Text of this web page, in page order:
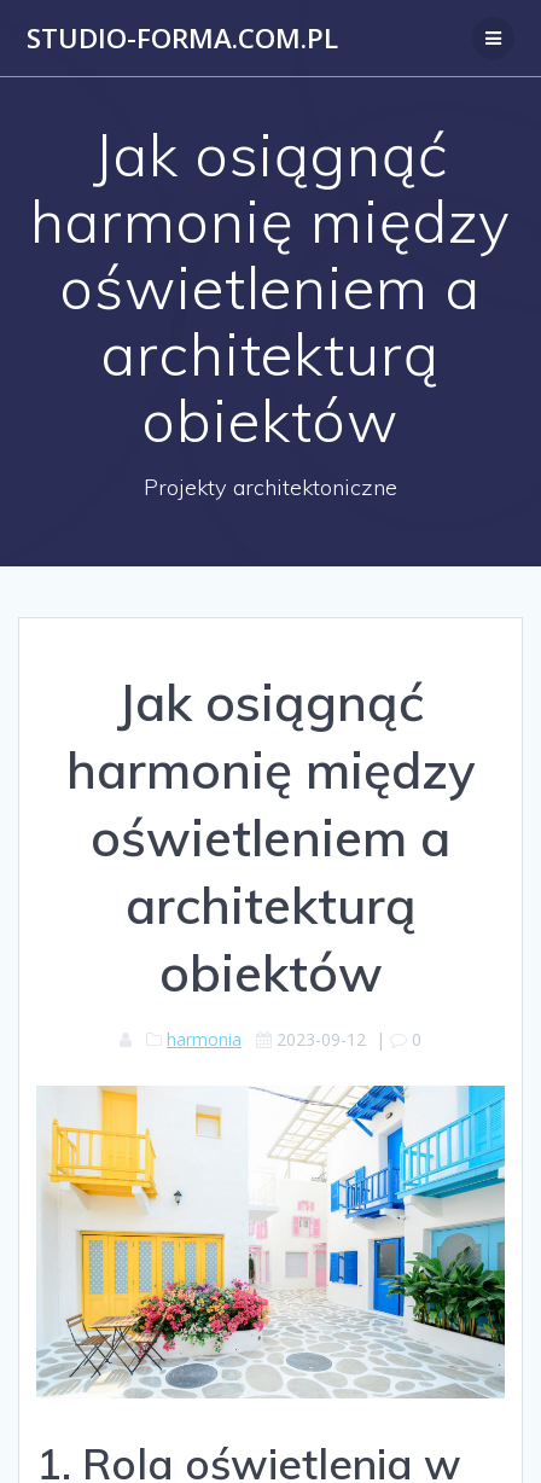
do
STUDIO-FORMA.COM.PL
Jak osiągnąć
harmonię między
oświetleniem a
architekturą
obiektów
Projekty architektoniczne
Jak osiągnąć
harmonię między
oświetleniem a
architekturą
obiektów
harmonia 2023-09-12 | 0
1. Rola oświetlenia w